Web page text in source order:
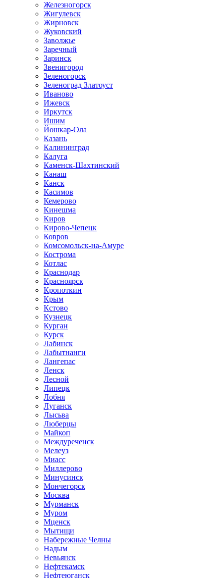
Железногорск
Жигулевск
Жирновск
Жуковский
Заволжье
Заречный
Заринск
Звенигород
Зеленогорск
Зеленоград Златоуст
Иваново
Ижевск
Иркутск
Ишим
Йошкар-Ола
Казань
Калининград
Калуга
Каменск-Шахтинский
Канаш
Канск
Касимов
Кемерово
Кинешма
Киров
Кирово-Чепецк
Ковров
Комсомольск-на-Амуре
Кострома
Котлас
Краснодар
Красноярск
Кропоткин
Крым
Кстово
Кузнецк
Курган
Курск
Лабинск
Лабытнанги
Лангепас
Ленск
Лесной
Липецк
Лобня
Луганск
Лысьва
Люберцы
Майкоп
Междуреченск
Мелеуз
Миасс
Миллерово
Минусинск
Мончегорск
Москва
Мурманск
Муром
Мценск
Мытищи
Набережные Челны
Надым
Невьянск
Нефтекамск
Нефтеюганск